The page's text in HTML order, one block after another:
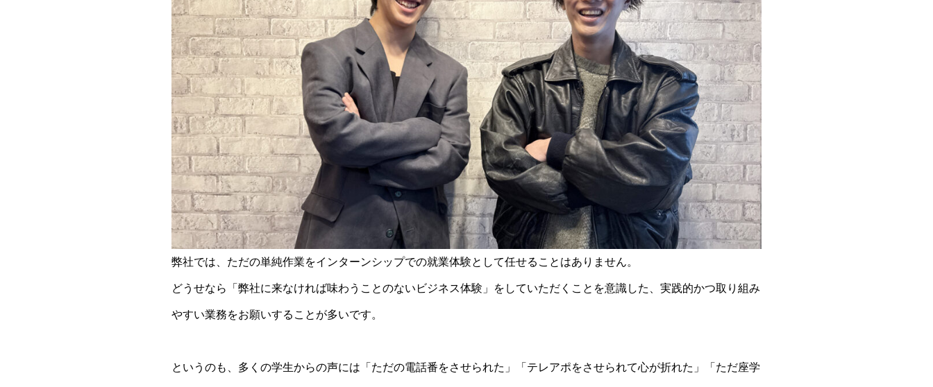
弊社では、ただの単純作業をインターンシップでの就業体験として任せることはありません。
どうせなら「弊社に来なければ味わうことのないビジネス体験」をしていただくことを意識した、実践的かつ取り組み
やすい業務をお願いすることが多いです。
というのも、多くの学生からの声には「ただの電話番をさせられた」「テレアポをさせられて心が折れた」「ただ座学